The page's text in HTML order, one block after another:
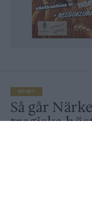
NYHET
Så går
tragiska